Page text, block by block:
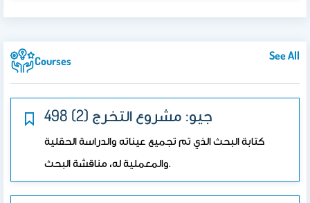
Courses See All
498 جيو: مشروع التخرج (2)
كتابة البحث الذي تم تجميع عيناته والدراسة الحقلية
والمعملية له، مناقشة البحث.